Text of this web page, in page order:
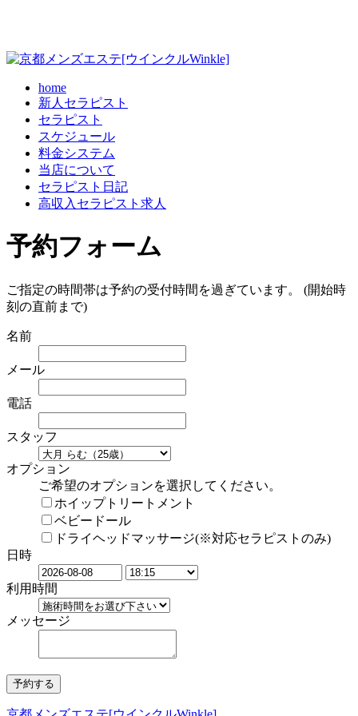
home
新人セラピスト
セラピスト
スケジュール
料金システム
当店について
セラピスト日記
高収入セラピスト求人
予約フォーム
ご指定の時間帯は予約の受付時間を過ぎています。 (開始時
刻の直前まで)
名前
メール
電話
スタッフ
オプション
ご希望のオプションを選択してください。
ホイップトリートメント
ベビードール
ドライヘッドマッサージ(※対応セラピストのみ)
日時
利用時間
メッセージ